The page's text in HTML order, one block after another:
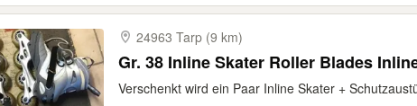
24963 Tarp (9 km)
Gr. 38 Inline Skater Roller Blades
Verschenkt wird ein Paar Inline Skater +